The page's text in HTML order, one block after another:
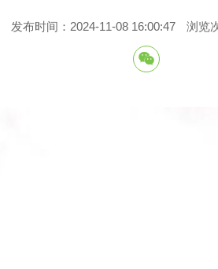
发布时间：2024-11-08 16:00:47 浏览